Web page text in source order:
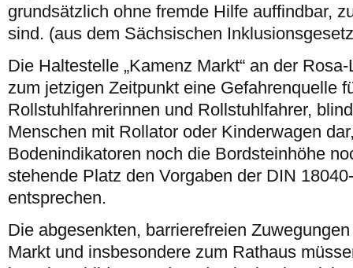
grundsätzlich ohne fremde Hilfe auffindbar,
sind. (aus dem Sächsischen
Die Haltestelle „Kamenz Markt“ an der
zum jetzigen Zeitpunkt eine Gefahrenquelle
Rollstuhlfahrerinnen und Rollstuhlfahrer,
Menschen mit Rollator oder Kinderwagen
Bodenindikatoren noch die Bordsteinhöhe
stehende Platz den Vorgaben der DIN
entsprechen.
Die abgesenkten, barrierefreien
Markt und insbesondere zum Rathaus